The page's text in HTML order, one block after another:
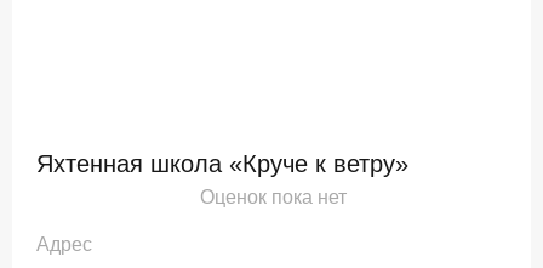
Яхтенная школа «Круче к ветру»
Оценок пока нет
Адрес